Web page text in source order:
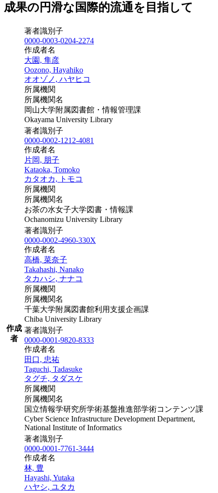
成果の円滑な国際的流通を目指して
作成
者
著者識別子
0000-0003-0204-2274
作成者名
大園, 隼彦
Oozono, Hayahiko
オオゾノ, ハヤヒコ
所属機関
所属機関名
岡山大学附属図書館・情報管理課
Okayama University Library
著者識別子
0000-0002-1212-4081
作成者名
片岡, 朋子
Kataoka, Tomoko
カタオカ, トモコ
所属機関
所属機関名
お茶の水女子大学図書・情報課
Ochanomizu University Library
著者識別子
0000-0002-4960-330X
作成者名
高橋, 菜奈子
Takahashi, Nanako
タカハシ, ナナコ
所属機関
所属機関名
千葉大学附属図書館利用支援企画課
Chiba University Library
著者識別子
0000-0001-9820-8333
作成者名
田口, 忠祐
Taguchi, Tadasuke
タグチ, タダスケ
所属機関
所属機関名
国立情報学研究所学術基盤推進部学術コンテンツ課
Cyber Science Infrastructure Development Department,
National Institute of Informatics
著者識別子
0000-0001-7761-3444
作成者名
林, 豊
Hayashi, Yutaka
ハヤシ, ユタカ